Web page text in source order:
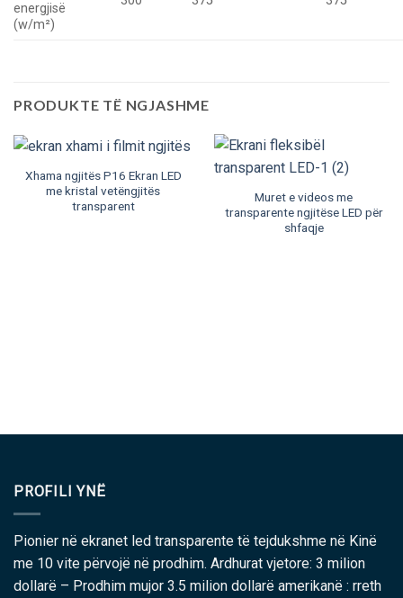
energjisë
(w/m²)
PRODUKTE TË NGJASHME
Xhama ngjitës P16 Ekran LED
me kristal vetëngjitës
transparent
Muret e videos me
transparente ngjitëse LED për
shfaqje
PROFILI YNË
Pionier në ekranet led transparente të tejdukshme në Kinë
me 10 vite përvojë në prodhim. Ardhurat vjetore: 3 milion
dollarë – Prodhim mujor 3.5 milion dollarë amerikanë : rreth